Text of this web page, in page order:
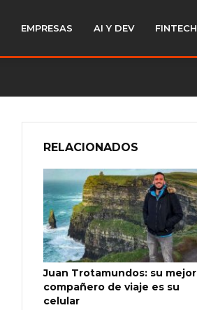
EMPRESAS AI Y DEV FINTECH
RELACIONADOS
Juan Trotamundos: su mejor
compañero de viaje es su
celular